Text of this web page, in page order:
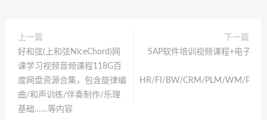
上一篇
好和弦(上和弦NiceChord)网
课学习视频音频课程118G百
度网盘资源合集，包含旋律编
曲/和声训练/伴奏制作/乐理
基础……等内容
下一篇
SAP软件培训视频课程+电子版
HR/FI/BW/CRM/PLM/WM/PM/